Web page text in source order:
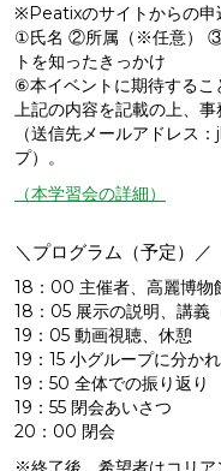
※Peatixのサイトからの申
①氏名 ②所属（※任意）
トを知ったきっかけ
⑥本イベントに期待する
上記の内容を記載の上、
（送信先メールアドレ
プ）。
（本学習会の詳細）
＼プログラム（予定）／
18：00 主催者、高麗博物
18：05 展示の説明、講義
19：05 動画視聴、休憩
19：15 小グループに分か
19：50 全体での振り返り
19：55 閉会あいさつ
20：00 閉会